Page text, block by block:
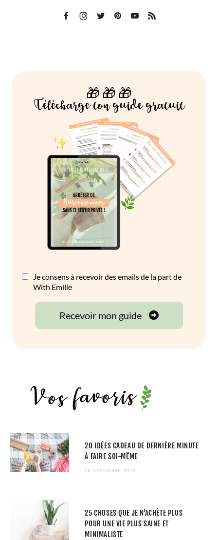
20 IDÉES CADEAU DE DERNIÈRE MINUTE
À FAIRE SOI-MÊME
18 DÉCEMBRE 2019
25 CHOSES QUE JE N’ACHÈTE PLUS
POUR UNE VIE PLUS SAINE ET
MINIMALISTE